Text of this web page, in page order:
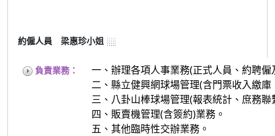
約僱人員 梁惠珍小姐
負責業務：
一、辦理各項人事業務(正式人員、約聘
二、縣立健興網球場管理(含門票收入繳
三、八卦山棒球場管理(報表統計、庶務
四、販賣機管理(含簽約)業務。
五、其他臨時性交辦業務。